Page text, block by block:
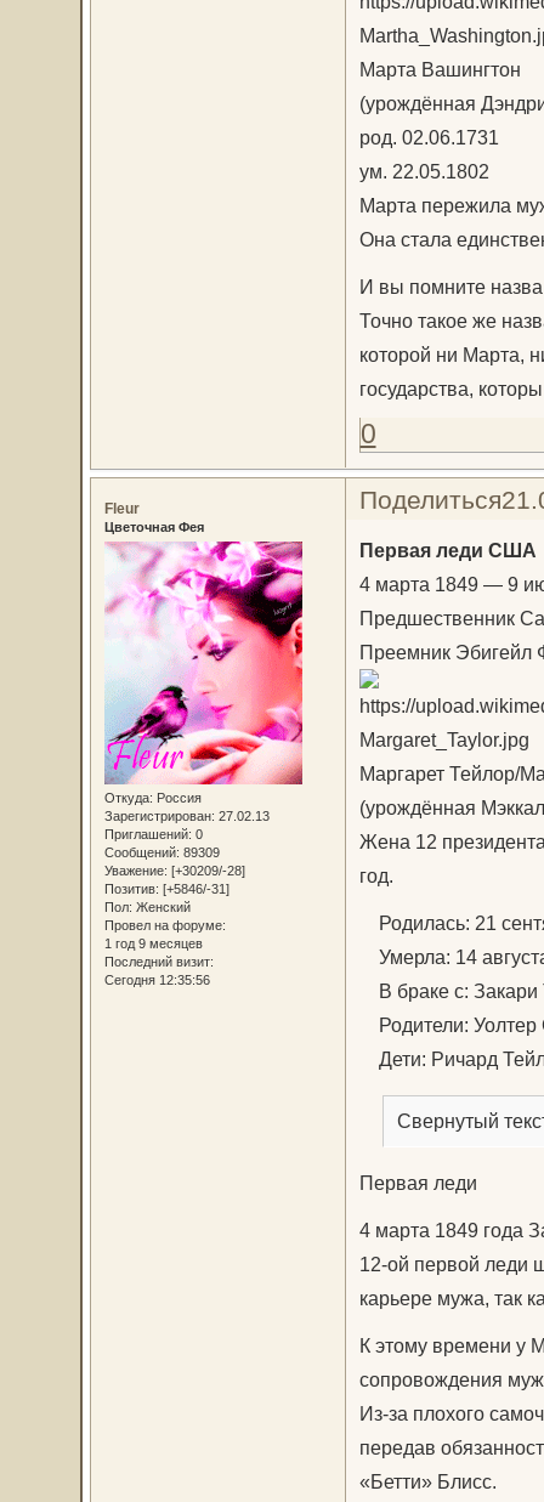
Марта Вашингтон
(урождённая
род. 02.06.1731
ум. 22.05.1802
Марта пережила
Она стала
И вы помните
Точно такое же
которой ни Марта,
государства,
0
Поделиться
Fleur
Цветочная Фея
Откуда: Россия
Зарегистрирован: 27.02.13
Приглашений: 0
Сообщений: 89309
Уважение: [+30209/-28]
Позитив: [+5846/-31]
Пол: Женский
Провел на форуме:
1 год 9 месяцев
Последний визит:
Сегодня 12:35:56
Первая леди США
4 марта 1849 — 9
Предшественник
Преемник Эбигейл
Маргарет Тейлор/
(урождённая
Жена 12
год.
Родилась: 21
Умерла: 14
В браке с: Закари
Родители:
Дети: Ричард
Свернутый
Первая леди
4 марта 1849 года
12-ой первой леди
карьере мужа, так
К этому времени у
сопровождения
Из-за плохого
передав
«Бетти» Блисс.